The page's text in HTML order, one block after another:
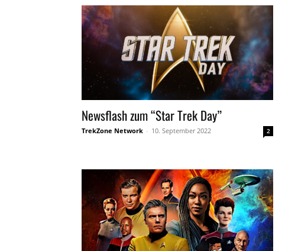
Newsflash zum “Star Trek Day”
TrekZone Network - 10. September 2022 2